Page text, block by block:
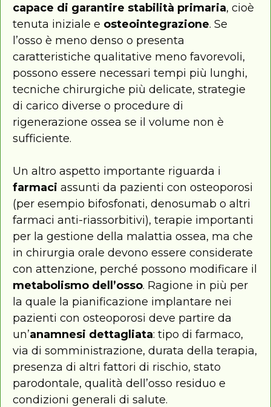
capace di garantire stabilità primaria, cioè
tenuta iniziale e osteointegrazione. Se
l’osso è meno denso o presenta
caratteristiche qualitative meno favorevoli,
possono essere necessari tempi più lunghi,
tecniche chirurgiche più delicate, strategie
di carico diverse o procedure di
rigenerazione ossea se il volume non è
sufficiente.
Un altro aspetto importante riguarda i
farmaci assunti da pazienti con osteoporosi
(per esempio bifosfonati, denosumab o altri
farmaci anti-riassorbitivi), terapie importanti
per la gestione della malattia ossea, ma che
in chirurgia orale devono essere considerate
con attenzione, perché possono modificare il
metabolismo dell’osso. Ragione in più per
la quale la pianificazione implantare nei
pazienti con osteoporosi deve partire da
un’anamnesi dettagliata: tipo di farmaco,
via di somministrazione, durata della terapia,
presenza di altri fattori di rischio, stato
parodontale, qualità dell’osso residuo e
condizioni generali di salute.